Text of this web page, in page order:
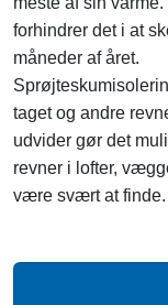
forhindrer det i at
måneder af året.
taget og andre
udvider gør det
revner i lofter,
være svært at finde.